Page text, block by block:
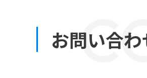
お問い合わ